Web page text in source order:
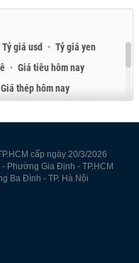
Tỷ giá usd
Tỷ giá yen
Giá tiêu hôm nay
Giá thép hôm nay
cấp ngày 20/3/2026
Phường Gia Định - TP.HCM
Ba Đình - TP. Hà Nội